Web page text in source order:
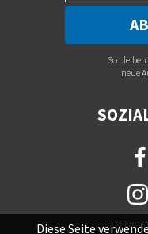
So
neue
Mit
Diese Seite